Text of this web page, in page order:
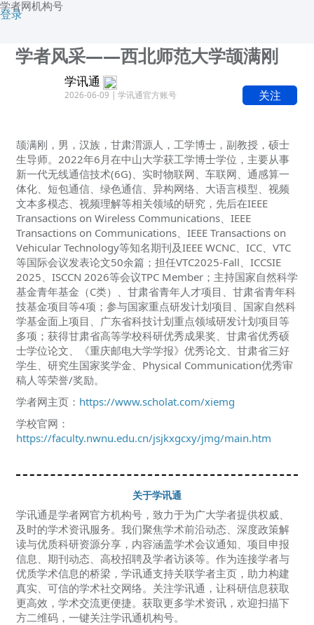
学者网机构号
登录
学者风采——西北师范大学颉满刚
学讯通
2026-06-09 | 学讯通官方账号 关注
颉满刚，男，汉族，甘肃渭源人，工学博士，副教授，硕士
生导师。2022年6月在中山大学获工学博士学位，主要从事
新一代无线通信技术(6G)、实时物联网、车联网、通感算一
体化、短包通信、绿色通信、异构网络、大语言模型、视频
文本多模态、视频理解等相关领域的研究，先后在IEEE
Transactions on Wireless Communications、IEEE
Transactions on Communications、IEEE Transactions on
Vehicular Technology等知名期刊及IEEE WCNC、ICC、VTC
等国际会议发表论文50余篇；担任VTC2025-Fall、ICCSIE
2025、ISCCN 2026等会议TPC Member；主持国家自然科学
基金青年基金（C类）、甘肃省青年人才项目、甘肃省青年科
技基金项目等4项；参与国家重点研发计划项目、国家自然科
学基金面上项目、广东省科技计划重点领域研发计划项目等
多项；获得甘肃省高等学校科研优秀成果奖、甘肃省优秀硕
士学位论文、《重庆邮电大学学报》优秀论文、甘肃省三好
学生、研究生国家奖学金、Physical Communication优秀审
稿人等荣誉/奖励。
学者网主页： https://www.scholat.com/xiemg
学校官网：
https://faculty.nwnu.edu.cn/jsjkxgcxy/jmg/main.htm
关于学讯通
学讯通是学者网官方机构号，致力于为广大学者提供权威、
及时的学术资讯服务。我们聚焦学术前沿动态、深度政策解
读与优质科研资源分享，内容涵盖学术会议通知、项目申报
信息、期刊动态、高校招聘及学者访谈等。作为连接学者与
优质学术信息的桥梁，学讯通支持关联学者主页，助力构建
真实、可信的学术社交网络。关注学讯通，让科研信息获取
更高效，学术交流更便捷。获取更多学术资讯，欢迎扫描下
方二维码，一键关注学讯通机构号。